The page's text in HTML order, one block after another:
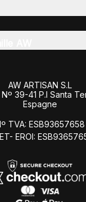
AW ARTISAN S.L
39-41 P.I Santa
Espagne
TVA: ESB93657658
EROI: